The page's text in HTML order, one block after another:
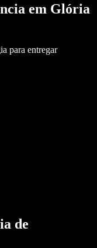
em Glória
para entregar
de